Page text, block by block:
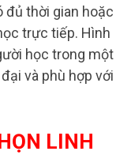
đủ thời gian hoặc
trực tiếp. Hình
học trong một
và phù hợp với
LINH